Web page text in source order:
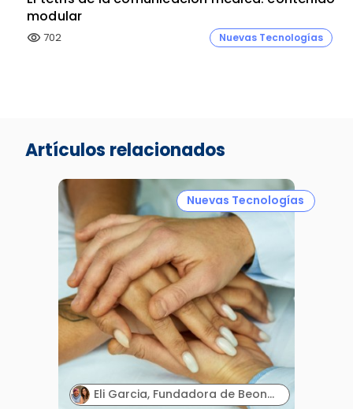
modular
visibility 702 Nuevas Tecnologías
Artículos relacionados
Nuevas Tecnologías
Eli Garcia, Fundadora de Beon4Health; y Elisenda de la Torre, Fundadora de Asociación de paciente 360 y Patient Advocate.